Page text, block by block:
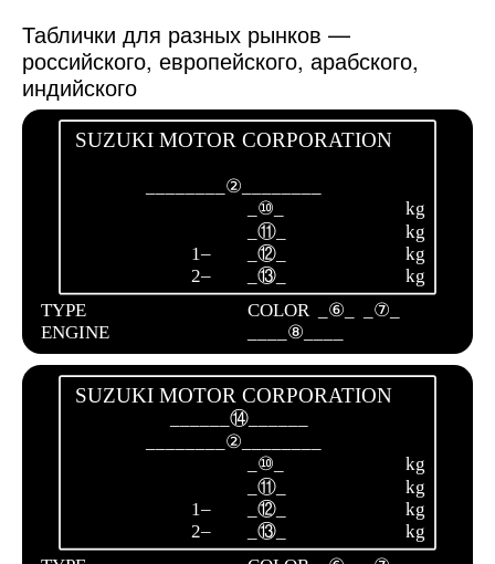
Таблички для разных рынков —
российского, европейского, арабского,
индийского